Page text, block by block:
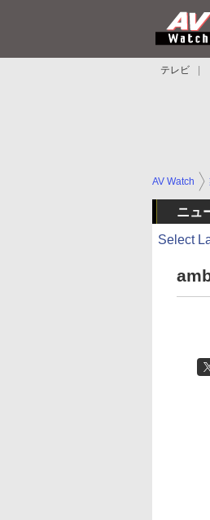
テレビ
AV Watch
ニュ
Select